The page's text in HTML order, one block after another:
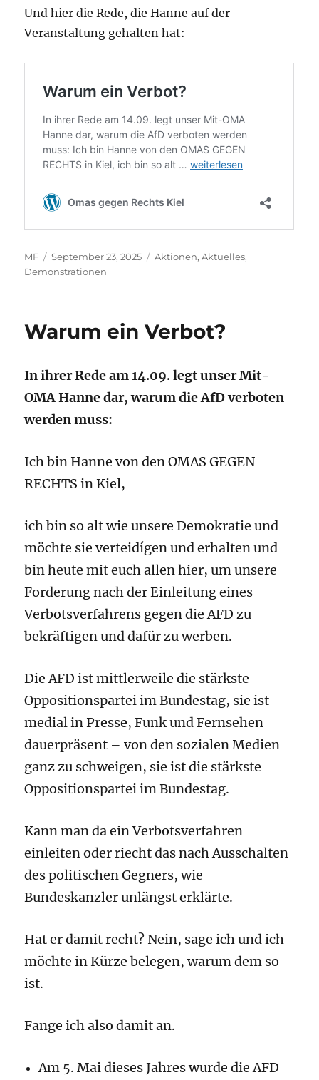
Und hier die Rede, die Hanne auf der
Veranstaltung gehalten hat:
Autor
MF
Veröffentlicht
am
September 23, 2025 Kategorien
Aktionen,Aktuelles,
Demonstrationen
Warum ein Verbot?
In ihrer Rede am 14.09. legt unser Mit-
OMA Hanne dar, warum die AfD verboten
werden muss:
Ich bin Hanne von den OMAS GEGEN
RECHTS in Kiel,
ich bin so alt wie unsere Demokratie und
möchte sie verteidígen und erhalten und
bin heute mit euch allen hier, um unsere
Forderung nach der Einleitung eines
Verbotsverfahrens gegen die AFD zu
bekräftigen und dafür zu werben.
Die AFD ist mittlerweile die stärkste
Oppositionspartei im Bundestag, sie ist
medial in Presse, Funk und Fernsehen
dauerpräsent – von den sozialen Medien
ganz zu schweigen, sie ist die stärkste
Oppositionspartei im Bundestag.
Kann man da ein Verbotsverfahren
einleiten oder riecht das nach Ausschalten
des politischen Gegners, wie
Bundeskanzler unlängst erklärte.
Hat er damit recht? Nein, sage ich und ich
möchte in Kürze belegen, warum dem so
ist.
Fange ich also damit an.
Am 5. Mai dieses Jahres wurde die AFD